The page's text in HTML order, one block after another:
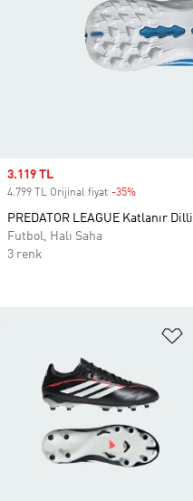
Sale price
3.119 TL
4.799 TL Orijinal fiyat -35%
PREDATOR LEAGUE Katlanır
Futbol, Halı Saha
3 renk